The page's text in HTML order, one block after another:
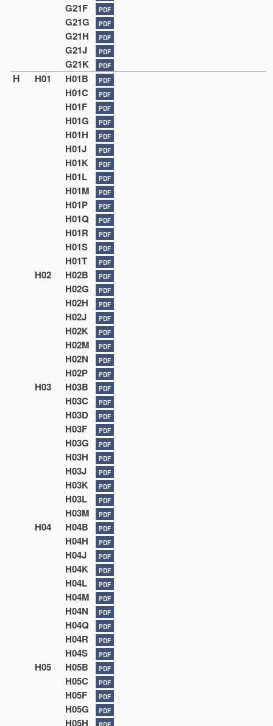
G21F PDF
G21G PDF
G21H PDF
G21J PDF
G21K PDF
H H01 H01B PDF
H01C PDF
H01F PDF
H01G PDF
H01H PDF
H01J PDF
H01K PDF
H01L PDF
H01M PDF
H01P PDF
H01Q PDF
H01R PDF
H01S PDF
H01T PDF
H02 H02B PDF
H02G PDF
H02H PDF
H02J PDF
H02K PDF
H02M PDF
H02N PDF
H02P PDF
H03 H03B PDF
H03C PDF
H03D PDF
H03F PDF
H03G PDF
H03H PDF
H03J PDF
H03K PDF
H03L PDF
H03M PDF
H04 H04B PDF
H04H PDF
H04J PDF
H04K PDF
H04L PDF
H04M PDF
H04N PDF
H04Q PDF
H04R PDF
H04S PDF
H05 H05B PDF
H05C PDF
H05F PDF
H05G PDF
H05H